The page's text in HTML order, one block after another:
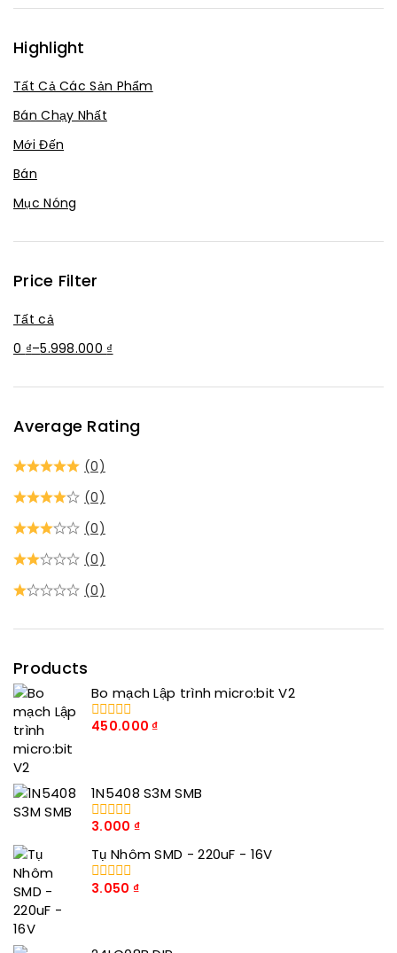
Linh kiện thụ động
Mạch chuyển đổi
Highlight
Tất Cả Các Sản Phẩm
Bán Chạy Nhất
Mới Đến
Bán
Mục Nóng
Price Filter
Tất cả
0 ₫–5.998.000 ₫
Average Rating
(0)
(0)
(0)
(0)
(0)
Products
Bo mạch Lập trình micro:bit V2
0
450.000₫
1N5408 S3M SMB
0
số
5
3.000 ₫
Tụ Nhôm SMD - 220uF - 16V
0
3.050 ₫